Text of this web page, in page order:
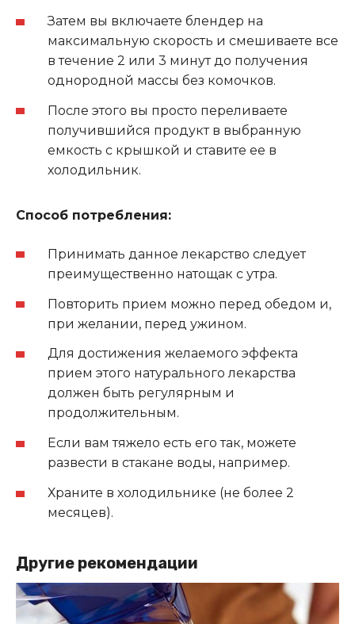
Затем вы включаете блендер на
максимальную скорость и смешиваете все
в течение 2 или 3 минут до получения
однородной массы без комочков.
После этого вы просто переливаете
получившийся продукт в выбранную
емкость с крышкой и ставите ее в
холодильник.
Способ потребления:
Принимать данное лекарство следует
преимущественно натощак с утра.
Повторить прием можно перед обедом и,
при желании, перед ужином.
Для достижения желаемого эффекта
прием этого натурального лекарства
должен быть регулярным и
продолжительным.
Если вам тяжело есть его так, можете
развести в стакане воды, например.
Храните в холодильнике (не более 2
месяцев).
Другие рекомендации